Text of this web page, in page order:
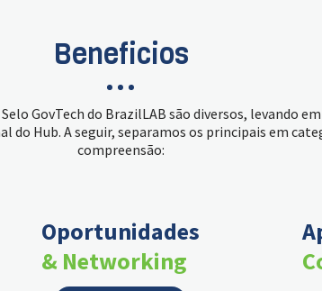
Beneficios
GovTech do BrazilLAB são diversos, levando
do Hub. A seguir, separamos os principais em
compreensão:
Oportunidades
& Networking